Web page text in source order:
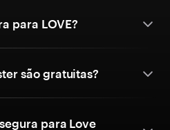
para LOVE?
são gratuitas?
para Love